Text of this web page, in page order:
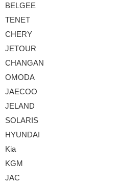
BELGEE
TENET
CHERY
JETOUR
CHANGAN
OMODA
JAECOO
JELAND
SOLARIS
HYUNDAI
Kia
KGM
JAC